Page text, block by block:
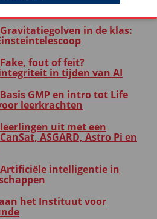
Gravitatiegolven in de klas:
Fake, fout of feit?
in tijden van AI
Basis GMP en intro tot Life
leerkrachten
uit met een
ASGARD, Astro Pi en
Artificiële intelligentie in
het Instituut voor